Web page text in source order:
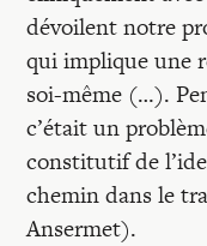
dévoilent notre
qui implique une
soi-même (…).
c’était un
constitutif de
chemin dans le
Ansermet).